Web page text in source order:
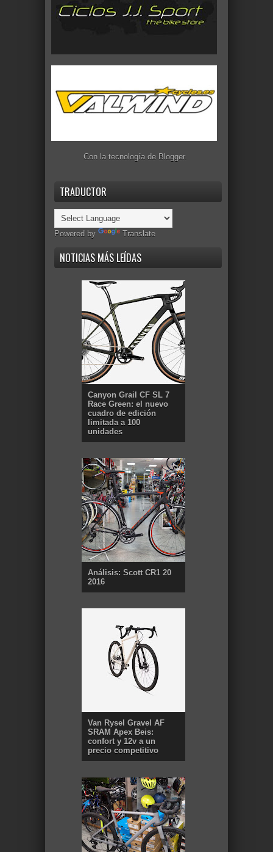
Con la tecnología de Blogger.
TRADUCTOR
Powered by Translate
NOTICIAS MÁS LEÍDAS
Canyon Grail CF SL 7
Race Green: el nuevo
cuadro de edición
limitada a 100
unidades
Análisis: Scott CR1 20
2016
Van Rysel Gravel AF
SRAM Apex Beis:
confort y 12v a un
precio competitivo